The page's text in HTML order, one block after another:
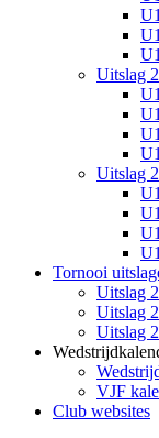
Uitslag
Uitslag
Tornooi
Uitslag
Uitslag
Uitslag
VJF
Club websites